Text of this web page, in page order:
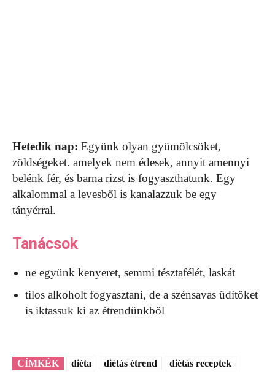
Hetedik nap: Együnk olyan gyümölcsöket,
zöldségeket. amelyek nem édesek, annyit amennyi
belénk fér, és barna rizst is fogyaszthatunk. Egy
alkalommal a levesből is kanalazzuk be egy
tányérral.
Tanácsok
ne együnk kenyeret, semmi tésztafélét, laskát
tilos alkoholt fogyasztani, de a szénsavas üdítőket
is iktassuk ki az étrendünkből
CÍMKÉK diéta diétás étrend
diétás receptek